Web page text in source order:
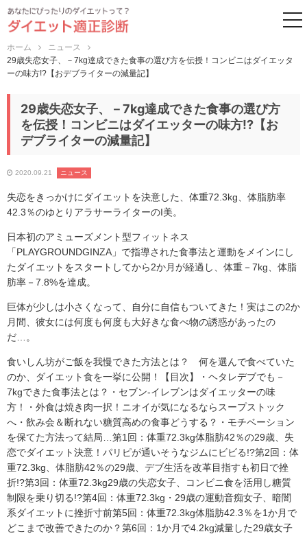
ホーム
ニュース
29歳失恋女子、－7kg達成できた食事の選び方を伝授！コンビニはダイエッタ
ーの味方!?【おデブライターの減量記】
29歳失恋女子、－7kg達成できた食事の選び方
を伝授！コンビニはダイエッターの味方!?【お
デブライターの減量記】
2020.09.21 ニュース
失恋をきっかけにダイエットを決意した、体重72.3kg、体脂肪率
42.3％のゆとりアラサーライターのI美。
日本初のアミューズメント型フィットネス
「PLAYGROUNDGINZA」で指導された食事法と運動をメインにし
たダイエットをスタートしてから2か月が経過し、体重－7kg、体脂
肪率－7.8%を達成。
巨体が少しは小さくなって、自分に自信もついてきた！実はこの2か
月間、彼女には何度も何度も大好きな食べ物の誘惑があったの
だ…。
食いしん坊がご飯を我慢できた方法とは？ 何を選んで食べていた
のか、ダイエット食を一挙に公開！【目次】・ヘタレデブでも－
7kgできた食事法とは？・セブン-イレブンはダイエッターの味
方！・外食は焼き肉一択！ニオイが気になるならスープストック
へ・飲み会＆断れない糖質高めの食事どうする？・モチベーション
を保てた方法って結局…第1回：体重72.3kg体脂肪42％の29歳、失
恋でダイエット決意！パリピが通いそうなジムにビビる!?第2回：体
重72.3kg、体脂肪42％の29歳、デブ生活を改革目指すも初日で挫
折!?第3回：体重72.3kg29歳の失恋女子、コンビニ食を活用し糖質
制限を乗り切る!?第4回：体重72.3kg・29歳の運動音痴女子、暗闇
系ダイエットに挫折寸前第5回：体重72.3kg体脂肪42.3％を1か月で
どこまで改善できたのか？第6回：1か月で4.2kg減量した29歳女子